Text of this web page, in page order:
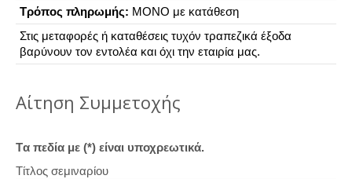
Τρόπος πληρωμής: ΜΟΝΟ με κατάθεση
Στις μεταφορές ή καταθέσεις τυχόν τραπεζικά έξοδα
βαρύνουν τον εντολέα και όχι την εταιρία μας.
Aίτηση Συμμετοχής
Tα πεδία με (*) είναι υποχρεωτικά.
Τίτλος σεμιναρίου